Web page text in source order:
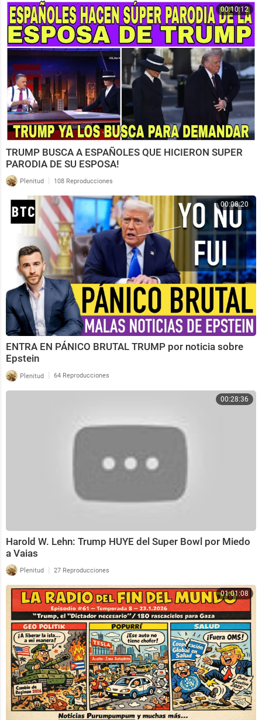
00:10:12
TRUMP BUSCA A ESPAÑOLES QUE HICIERON SUPER
PARODIA DE SU ESPOSA!
Plenitud | 108 Reproducciones
00:08:20
ENTRA EN PÁNICO BRUTAL TRUMP por noticia sobre
Epstein
Plenitud | 64 Reproducciones
00:28:36
Harold W. Lehn: Trump HUYE del Super Bowl por Miedo
a Vaias
Plenitud | 27 Reproducciones
01:01:08